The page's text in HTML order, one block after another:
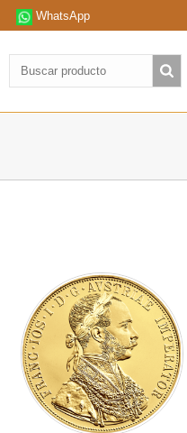
WhatsApp
Buscar
producto: